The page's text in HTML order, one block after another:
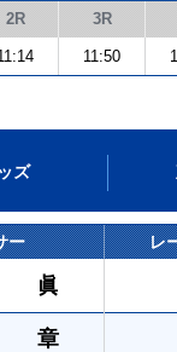
2R 3R
11:50
ズ
ー レ
眞
章